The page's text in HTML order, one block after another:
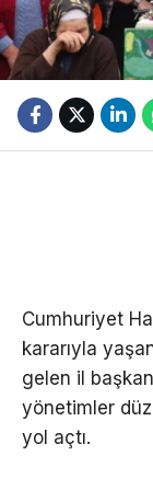
Cumhuriyet
kararıyla
gelen il
yönetimler
yol açtı.